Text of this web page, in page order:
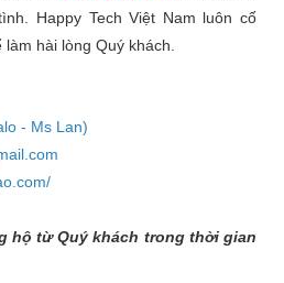
Happy Tech Việt Nam luôn cố
hài lòng Quý khách.
- Ms Lan)
hộ từ Quý khách trong thời gian